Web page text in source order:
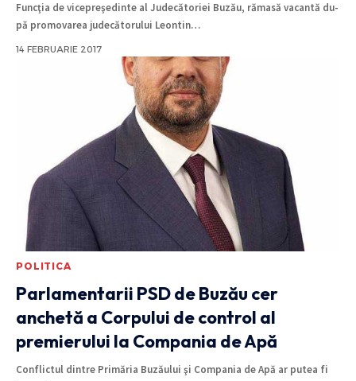
Funcţia de vicepreşedinte al Judecătoriei Buzău, rămasă vacantă du­
pă promovarea judecătorului Leontin…
14 FEBRUARIE 2017
POLITICA
Parlamentarii PSD de Buzău cer
anchetă a Corpului de control al
premierului la Compania de Apă
Conflictul dintre Primăria Buzăului şi Compania de Apă ar putea fi